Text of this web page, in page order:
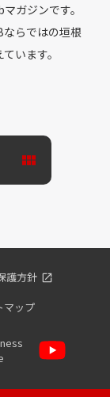
ガジンです。
らではの垣根
います。
護方針
マップ